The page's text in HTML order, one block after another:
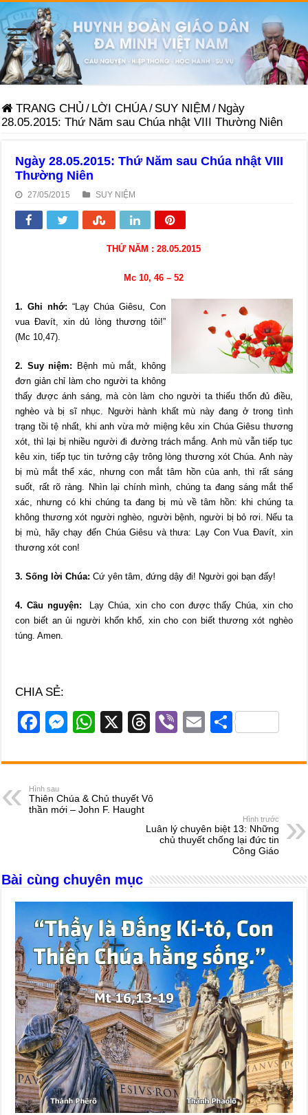
TRANG CHỦ / LỜI CHÚA/ SUY NIỆM / Ngày
28.05.2015: Thứ Năm sau Chúa nhật VIII Thường Niên
Ngày 28.05.2015: Thứ Năm sau Chúa nhật VIII
Thường Niên
27/05/2015 SUY NIỆM
THỨ NĂM : 28.05.2015
Mc 10, 46 – 52
1. Ghi nhớ: “Lạy Chúa Giêsu, Con
vua Đavít, xin dủ lòng thương tôi!”
(Mc 10,47).
2. Suy niệm: Bệnh mù mắt, không
đơn giản chỉ làm cho người ta không
thấy được ánh sáng, mà còn làm cho người ta thiếu thốn đủ điều,
nghèo và bị sĩ nhục. Người hành khất mù này đang ở trong tình
trạng tồi tệ nhất, khi anh vừa mở miệng kêu xin Chúa Giêsu thương
xót, thì lại bị nhiều người đi đường trách mắng. Anh mù vẫn tiếp tục
kêu xin, tiếp tục tin tưởng cậy trông lòng thương xót Chúa. Anh này
bị mù mắt thể xác, nhưng con mắt tâm hồn của anh, thì rất sáng
suốt, rất rõ ràng. Nhìn lại chính mình, chúng ta đang sáng mắt thể
xác, nhưng có khi chúng ta đang bị mù về tâm hồn: khi chúng ta
không thương xót người nghèo, người bệnh, người bị bỏ rơi. Nếu ta
bị mù, hãy chạy đến Chúa Giêsu và thưa: Lạy Con Vua Đavít, xin
thương xót con!
3. Sống lời Chúa: Cứ yên tâm, đứng dậy đi! Người gọi bạn đấy!
4. Cầu nguyện: Lạy Chúa, xin cho con được thấy Chúa, xin cho
con biết an ủi người khốn khổ, xin cho con biết thương xót nghèo
túng. Amen.
CHIA SẺ:
F
c
e
b
k
M
ss
n
W
at
A
X
T
e
d
s
Vi
er
E
ail
S
ar
Hình sau
Thiên Chúa & Chủ thuyết Vô
thần mới – John F. Haught
Hình trước
Luân lý chuyên biệt 13: Những
chủ thuyết chống lại đức tin
Công Giáo
Bài cùng chuyên mục